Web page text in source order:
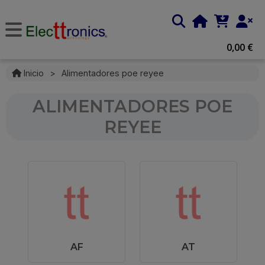
0,00 €
Inicio > Alimentadores poe reyee
ALIMENTADORES POE
REYEE
AF AT